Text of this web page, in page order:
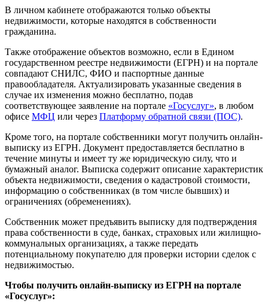
В личном кабинете отображаются только объекты
недвижимости, которые находятся в собственности
гражданина.
Также отображение объектов возможно, если в Едином
государственном реестре недвижимости (ЕГРН) и на портале
совпадают СНИЛС, ФИО и паспортные данные
правообладателя. Актуализировать указанные сведения в
случае их изменения можно бесплатно, подав
соответствующее заявление на портале «Госуслуг», в любом
офисе МФЦ или через Платформу обратной связи (ПОС).
Кроме того, на портале собственники могут получить онлайн-
выписку из ЕГРН. Документ предоставляется бесплатно в
течение минуты и имеет ту же юридическую силу, что и
бумажный аналог. Выписка содержит описание характеристик
объекта недвижимости, сведения о кадастровой стоимости,
информацию о собственниках (в том числе бывших) и
ограничениях (обременениях).
Собственник может предъявить выписку для подтверждения
права собственности в суде, банках, страховых или жилищно-
коммунальных организациях, а также передать
потенциальному покупателю для проверки истории сделок с
недвижимостью.
Чтобы получить онлайн-выписку из ЕГРН на портале
«Госуслуг»: